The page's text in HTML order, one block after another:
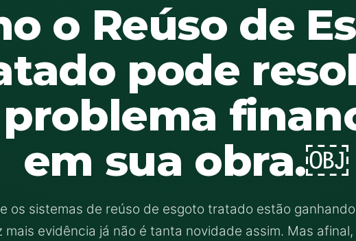
o Reúso de
pode
em sua obra.￼
os sistemas de reúso de esgoto tratado estão
mais evidência já não é tanta novidade assim. Mas